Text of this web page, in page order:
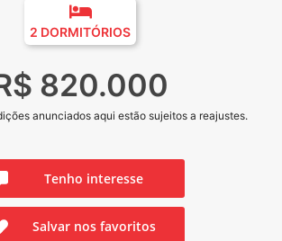
2 DORMITÓRIOS
820.000
anunciados aqui estão sujeitos a reajustes.
Tenho interesse
Salvar nos favoritos